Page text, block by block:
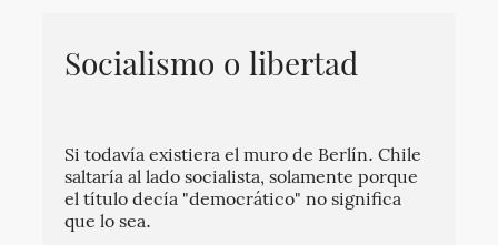
Socialismo o libertad
Si todavía existiera el muro de Berlín. Chile
saltaría al lado socialista, solamente porque
el título decía "democrático" no significa
que lo sea.